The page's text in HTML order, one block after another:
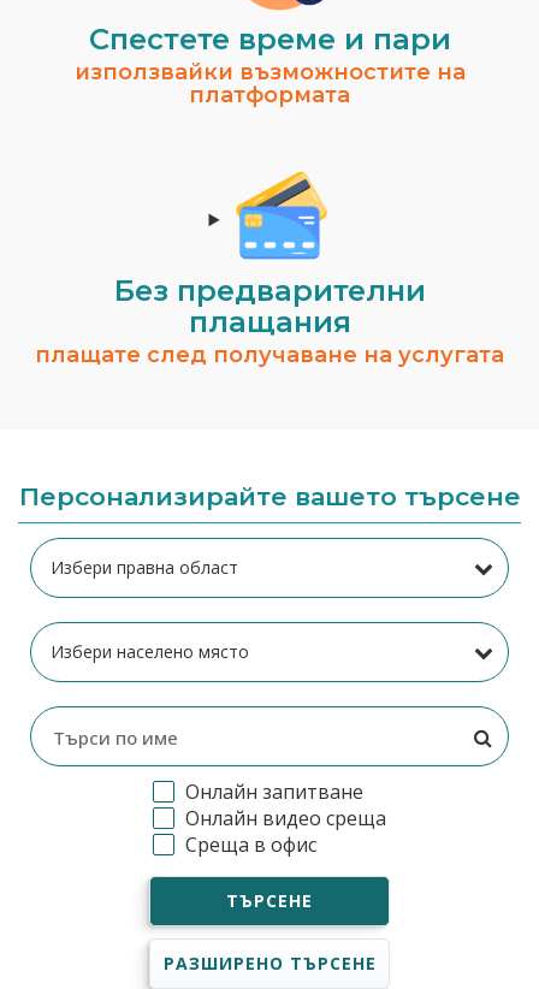
Спестeте време и пари
използвайки възможностите на
платформата
Без предварителни
плащания
плащате след получаване на услугата
Персонализирайте вашето търсене
Онлайн запитване
Онлайн видео среща
Среща в офис
ТЪРСЕНЕ
РАЗШИРЕНО ТЪРСЕНЕ